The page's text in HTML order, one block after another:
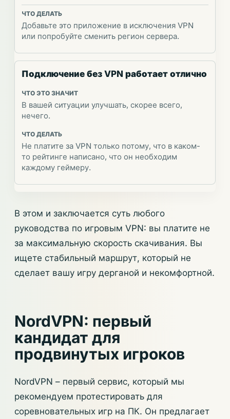
Добавьте это приложение в исключения VPN
или попробуйте сменить регион сервера.
Подключение без VPN работает отлично
В вашей ситуации улучшать, скорее всего,
нечего.
Не платите за VPN только потому, что в каком-
то рейтинге написано, что он необходим
каждому геймеру.
В этом и заключается суть любого
руководства по игровым VPN: вы платите не
за максимальную скорость скачивания. Вы
ищете стабильный маршрут, который не
сделает вашу игру дерганой и некомфортной.
NordVPN: первый
кандидат для
продвинутых игроков
NordVPN – первый сервис, который мы
рекомендуем протестировать для
соревновательных игр на ПК. Он предлагает